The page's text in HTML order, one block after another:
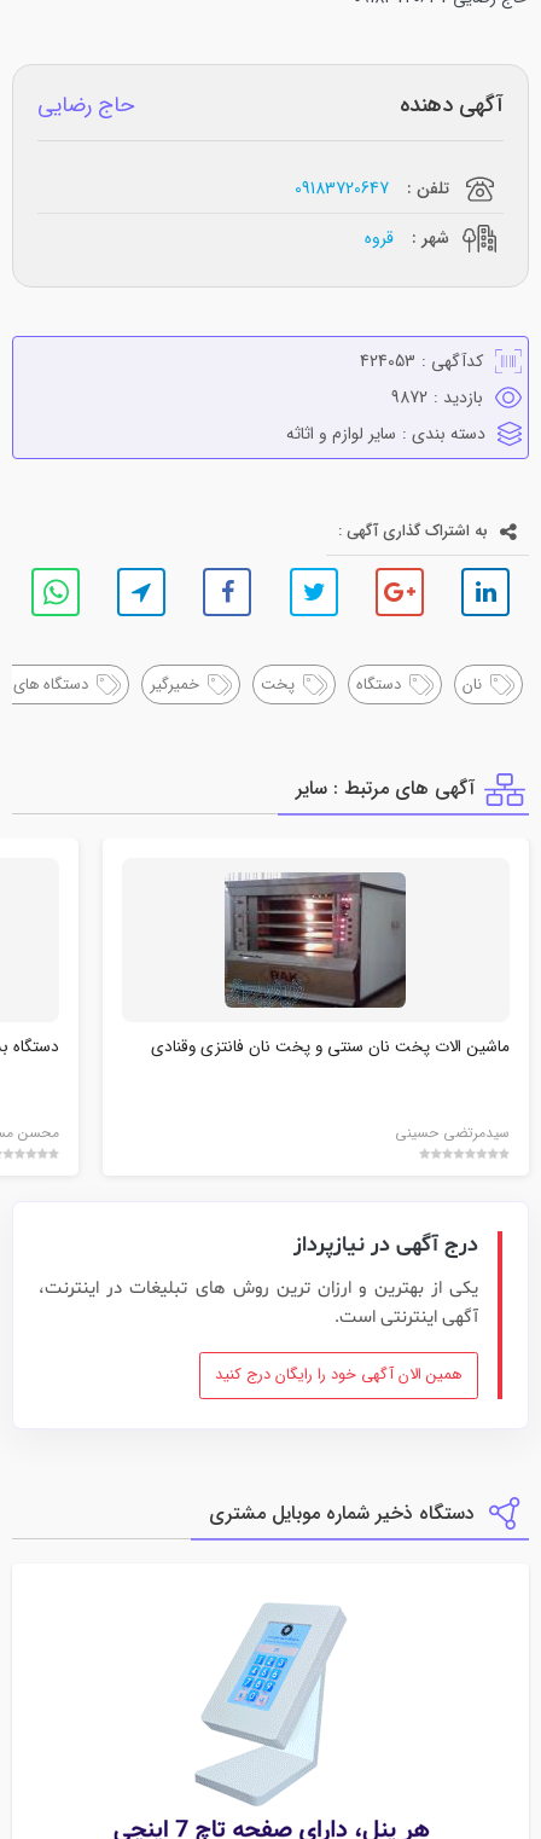
آگهی دهنده حاج رضایی
تلفن :
09183720647
شهر :
قروه
کدآگهی : 424053
بازدید : 9872
دسته بندی : ساير لوازم و اثاثه
به اشتراک گذاری آگهی :
نان دستگاه پخت خمیرگیر دستگاه های
آگهی های مرتبط : ساير
ماشین الات پخت نان سنتی و پخت نان فانتزی وقنادی
سیدمرتضی حسینی
دستگاه
محسن
درج آگهی در نیازپرداز
یکی از بهترین و ارزان ترین روش های تبلیغات در اینترنت،
آگهی اینترنتی است.
همین الان آگهی خود را رایگان درج کنید
دستگاه ذخیر شماره موبایل مشتری